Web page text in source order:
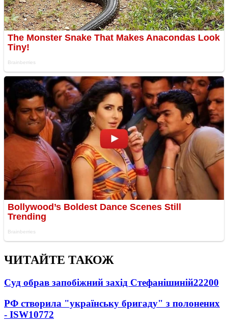
ЧИТАЙТЕ ТАКОЖ
Суд обрав запобіжний захід Стефанішиній22200
РФ створила "українську бригаду" з полонених
- ISW10772